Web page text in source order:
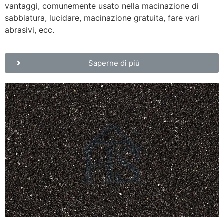
vantaggi, comunemente usato nella macinazione di
sabbiatura, lucidare, macinazione gratuita, fare vari
abrasivi, ecc.
Saperne di più